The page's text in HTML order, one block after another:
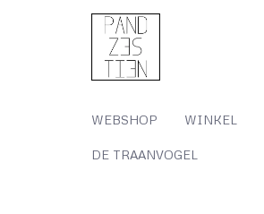
WEBSHOP WINKEL
DE TRAANVOGEL